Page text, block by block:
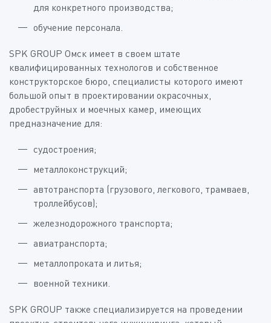
для конкретного производства;
обучение персонала.
SPK GROUP Омск имеет в своем штате
квалифицированных технологов и собственное
конструкторское бюро, специалисты которого имеют
большой опыт в проектировании окрасочных,
дробеструйных и моечных камер, имеющих
предназначение для:
судостроения;
металлоконструкций;
автотранспорта (грузового, легкового, трамваев,
троллейбусов);
железнодорожного транспорта;
авиатранспорта;
металлопроката и литья;
военной техники.
SPK GROUP также специализируется на проведении